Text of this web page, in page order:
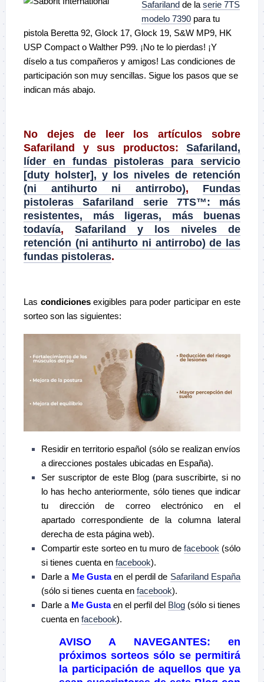
Safariland de la serie 7TS
modelo 7390 para tu
pistola Beretta 92, Glock 17, Glock 19, S&W MP9, HK
USP Compact o Walther P99. ¡No te lo pierdas! ¡Y
díselo a tus compañeros y amigos! Las condiciones de
participación son muy sencillas. Sigue los pasos que se
indican más abajo.
No dejes de leer los artículos sobre
Safariland y sus productos:
Safariland,
líder en fundas pistoleras para servicio
[duty holster], y los niveles de retención
(ni antihurto ni antirrobo), Fundas
pistoleras Safariland serie 7TS™: más
resistentes, más ligeras, más buenas
todavía, Safariland y los niveles de
retención (ni antihurto ni antirrobo) de las
fundas pistoleras.
Las condicionesexigibles para poder participar en este
sorteo son las siguientes:
Residir en territorio español (sólo se realizan envíos
a direcciones postales ubicadas en España).
Ser suscriptor de este Blog (para suscribirte, si no
lo has hecho anteriormente, sólo tienes que indicar
tu dirección de correo electrónico en el
apartado correspondiente de la columna lateral
derecha de esta página web).
Compartir este sorteo en tu muro de facebook (sólo
si tienes cuenta en facebook).
Darle a Me Gustaen el perdil de Safariland España
(sólo si tienes cuenta en facebook).
Darle a Me Gustaen el perfil del Blog (sólo si tienes
cuenta en facebook).
AVISO A NAVEGANTES: en
próximos sorteos sólo se permitirá
la participación de aquellos que ya